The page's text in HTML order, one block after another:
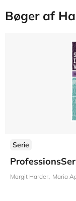
Bøger af
Serie
Margit Harder Maria